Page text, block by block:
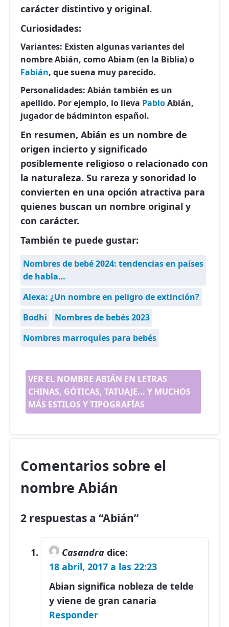
carácter distintivo y original.
Curiosidades:
Variantes: Existen algunas variantes del
nombre Abián, como Abiam (en la Biblia) o
Fabián, que suena muy parecido.
Personalidades: Abián también es un
apellido. Por ejemplo, lo lleva PabloAbián,
jugador de bádminton español.
En resumen, Abián es un nombre de
origen incierto y significado
posiblemente religioso o relacionado con
la naturaleza. Su rareza y sonoridad lo
convierten en una opción atractiva para
quienes buscan un nombre original y
con carácter.
También te puede gustar:
Nombres de bebé 2024: tendencias en países
de habla…
Alexa: ¿Un nombre en peligro de extinción?
Bodhi
Nombres de bebés 2023
Nombres marroquíes para bebés
VER EL NOMBRE ABIÁN EN LETRAS
CHINAS, GÓTICAS, TATUAJE... Y MUCHOS
MÁS ESTILOS Y TIPOGRAFÍAS
Comentarios sobre el
nombre Abián
2 respuestas a “Abián”
Casandra dice:
18 abril, 2017 a las 22:23
Abian significa nobleza de telde
y viene de gran canaria
Responder